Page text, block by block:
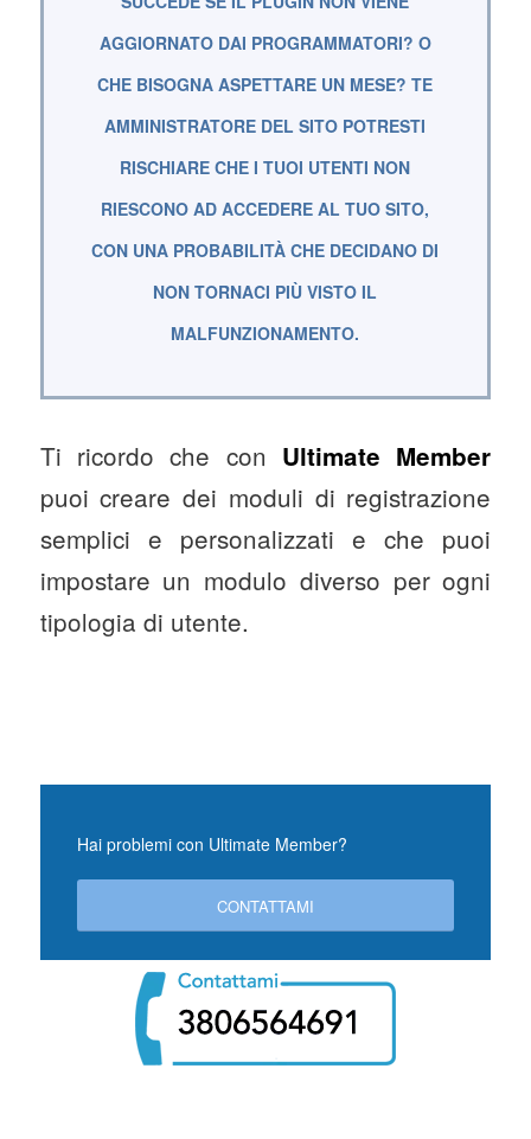
AGGIORNATO DAI PROGRAMMATORI? O
CHE BISOGNA ASPETTARE UN MESE? TE
AMMINISTRATORE DEL SITO POTRESTI
RISCHIARE CHE I TUOI UTENTI NON
RIESCONO AD ACCEDERE AL TUO SITO,
CON UNA PROBABILITÀ CHE DECIDANO DI
NON TORNACI PIÙ VISTO IL
MALFUNZIONAMENTO.
Ti ricordo che con Ultimate Member
puoi creare dei moduli di registrazione
semplici e personalizzati e che puoi
impostare un modulo diverso per ogni
tipologia di utente.
Hai problemi con Ultimate Member?
CONTATTAMI